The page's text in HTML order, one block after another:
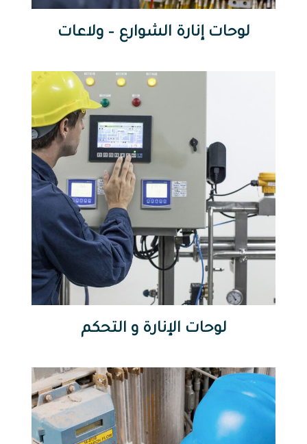
لوحات إنارة الشوارع – ولاعات
لوحات الإنارة و التحكم